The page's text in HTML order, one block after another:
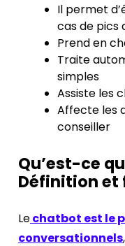
Il permet
cas de pics
Prend en
Traite
simples
Assiste les
Affecte les
conseiller
Qu’est-ce
Définition
Lechatbot est le
conversationnels